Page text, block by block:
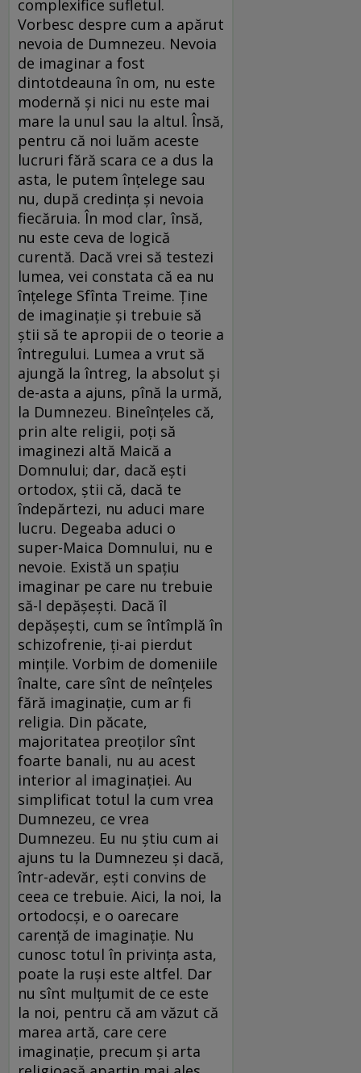
complexifice sufletul.
Vorbesc despre cum a apărut
nevoia de Dumnezeu. Nevoia
de imaginar a fost
dintotdeauna în om, nu este
modernă și nici nu este mai
mare la unul sau la altul. Însă,
pentru că noi luăm aceste
lucruri fără scara ce a dus la
asta, le putem înțelege sau
nu, după credința și nevoia
fiecăruia. În mod clar, însă,
nu este ceva de logică
curentă. Dacă vrei să testezi
lumea, vei constata că ea nu
înțelege Sfînta Treime. Ține
de imaginație și trebuie să
știi să te apropii de o teorie a
întregului. Lumea a vrut să
ajungă la întreg, la absolut și
de-asta a ajuns, pînă la urmă,
la Dumnezeu. Bineînțeles că,
prin alte religii, poți să
imaginezi altă Maică a
Domnului; dar, dacă ești
ortodox, știi că, dacă te
îndepărtezi, nu aduci mare
lucru. Degeaba aduci o
super-Maica Domnului, nu e
nevoie. Există un spațiu
imaginar pe care nu trebuie
să-l depășești. Dacă îl
depășești, cum se întîmplă în
schizofrenie, ți-ai pierdut
mințile. Vorbim de domeniile
înalte, care sînt de neînțeles
fără imaginație, cum ar fi
religia. Din păcate,
majoritatea preoților sînt
foarte banali, nu au acest
interior al imaginației. Au
simplificat totul la cum vrea
Dumnezeu, ce vrea
Dumnezeu. Eu nu știu cum ai
ajuns tu la Dumnezeu și dacă,
într-adevăr, ești convins de
ceea ce trebuie. Aici, la noi, la
ortodocși, e o oarecare
carență de imaginație. Nu
cunosc totul în privința asta,
poate la ruși este altfel. Dar
nu sînt mulțumit de ce este
la noi, pentru că am văzut că
marea artă, care cere
imaginație, precum și arta